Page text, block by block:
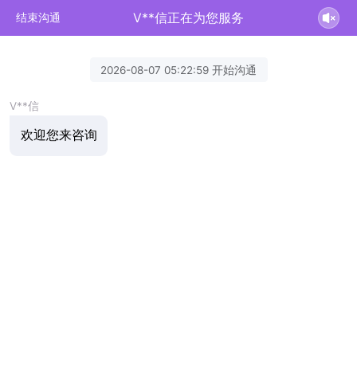
结束沟通 V**信正在为您服务
2026-08-07 05:22:59 开始沟通
V**信
欢迎您来咨询